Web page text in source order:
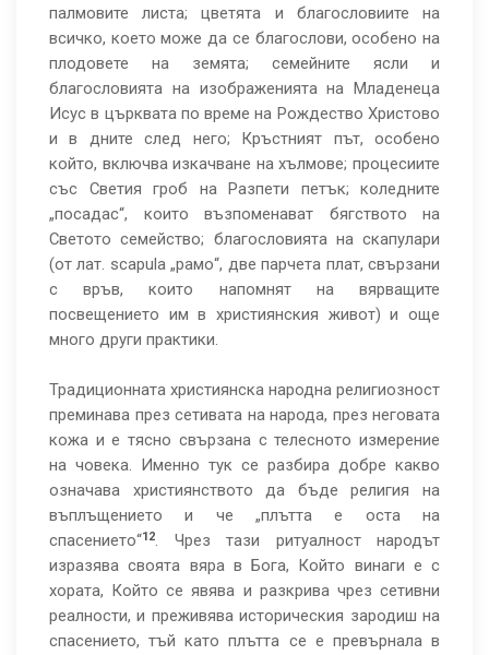
палмовите листа; цветята и благословиите на
всичко, което може да се благослови, особено на
плодовете на земята; семейните ясли и
благословията на изображенията на Младенеца
Исус в църквата по време на Рождество Христово
и в дните след него; Кръстният път, особено
който, включва изкачване на хълмове; процесиите
със Светия гроб на Разпети петък; коледните
„посадас“, които възпоменават бягството на
Светото семейство; благословията на скапулари
(от лат. scapula „рамо“, две парчета плат, свързани
с връв, които напомнят на вярващите
посвещението им в християнския живот) и още
много други практики.
Традиционната християнска народна религиозност
преминава през сетивата на народа, през неговата
кожа и е тясно свързана с телесното измерение
на човека. Именно тук се разбира добре какво
означава християнството да бъде религия на
въплъщението и че „плътта е оста на
спасението“12. Чрез тази ритуалност народът
изразява своята вяра в Бога, Който винаги е с
хората, Който се явява и разкрива чрез сетивни
реалности, и преживява историческия зародиш на
спасението, тъй като плътта се е превърнала в